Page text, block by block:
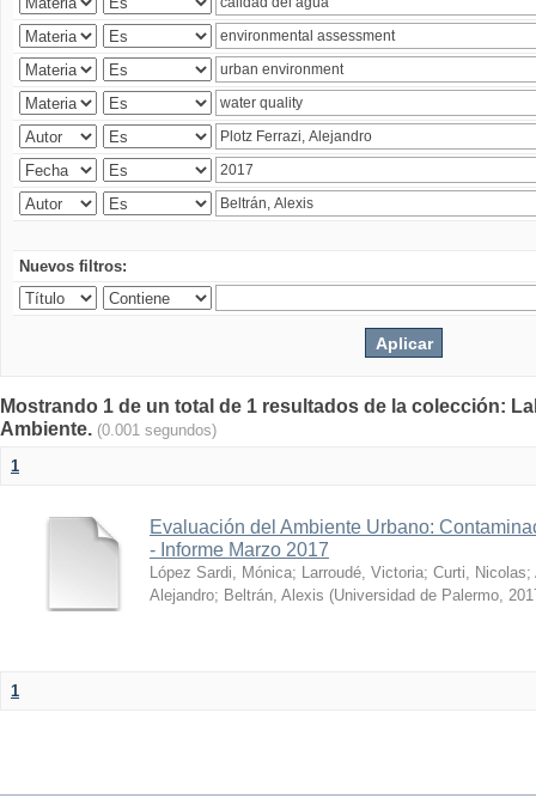
Nuevos filtros:
Mostrando 1 de un total de 1 resultados de la colección:
Ambiente. (0.001 segundos)
1
Evaluación del Ambiente Urbano:
- Informe Marzo 2017
López Sardi, Mónica; Larroudé, Victoria; Curti, Nicolas;
Alejandro; Beltrán, Alexis (Universidad de Palermo,
1